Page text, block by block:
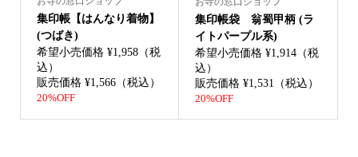
集印帳【はんなり着物】
(つばき)
希望小売価格 ¥1,958（税
込）
販売価格 ¥1,566（税込）
20%OFF
集印帳袋 翁蜀甲柄 (ラ
イトパープル系)
希望小売価格 ¥1,914（税
込）
販売価格 ¥1,531（税込）
20%OFF